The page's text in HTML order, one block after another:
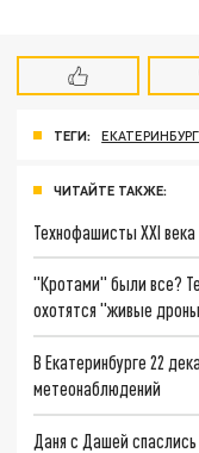
ТЕГИ: ЕКАТЕРИНБУРГ
ЧИТАЙТЕ ТАКЖЕ:
Технофашисты XXI века
"Кротами" были все?
охотятся "живые
В Екатеринбурге 22
метеонаблюдений
Даня с Дашей